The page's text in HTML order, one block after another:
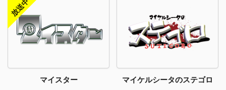
マイスター マイケルシータのステゴロ